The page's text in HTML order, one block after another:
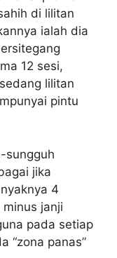
di lilitan
ialah dia
12 sesi,
lilitan
pintu
sungguh
jika
4
janji
pada setiap
“zona panas”